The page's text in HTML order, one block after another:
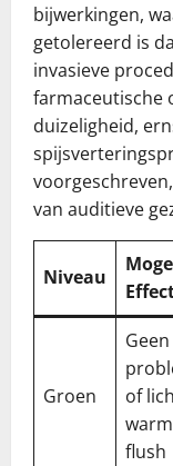
bijwerkingen,
getolereerd is
invasieve
farmaceutische
duizeligheid,
van auditieve
Niveau
Groen
Geen
of
flush